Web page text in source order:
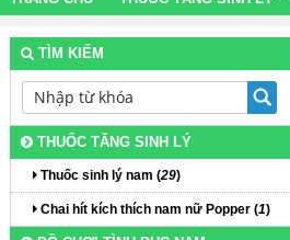
TÌM KIẾM
THUỐC TĂNG SINH LÝ
Thuốc sinh lý nam (29)
Chai hít kích thích nam nữ Popper (1)